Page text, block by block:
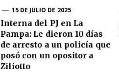
15 DE JULIO DE 2025
Interna del PJ en La
Pampa: Le dieron 10 días
de arresto a un policía que
posó con un opositor a
Ziliotto